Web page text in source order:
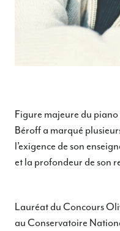
Figure majeure du
Béroff a marqué
l’exigence de son
et la profondeur de son
Lauréat du Concours
au Conservatoire